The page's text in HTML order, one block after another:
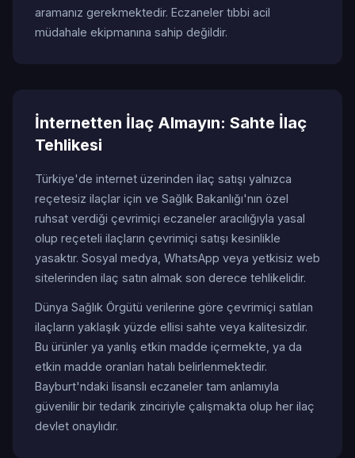
aramanız gerekmektedir. Eczaneler tıbbi acil
müdahale ekipmanına sahip değildir.
İnternetten İlaç Almayın: Sahte İlaç
Tehlikesi
Türkiye'de internet üzerinden ilaç satışı yalnızca
reçetesiz ilaçlar için ve Sağlık Bakanlığı'nın özel
ruhsat verdiği çevrimiçi eczaneler aracılığıyla yasal
olup reçeteli ilaçların çevrimiçi satışı kesinlikle
yasaktır. Sosyal medya, WhatsApp veya yetkisiz web
sitelerinden ilaç satın almak son derece tehlikelidir.
Dünya Sağlık Örgütü verilerine göre çevrimiçi satılan
ilaçların yaklaşık yüzde ellisi sahte veya kalitesizdir.
Bu ürünler ya yanlış etkin madde içermekte, ya da
etkin madde oranları hatalı belirlenmektedir.
Bayburt'ndaki lisanslı eczaneler tam anlamıyla
güvenilir bir tedarik zinciriyle çalışmakta olup her ilaç
devlet onaylıdır.